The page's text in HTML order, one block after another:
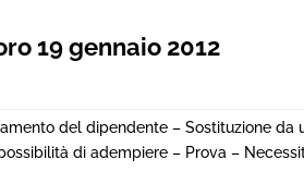
19 gennaio 2012
del dipendente – Sostituzione da
di adempiere – Prova –